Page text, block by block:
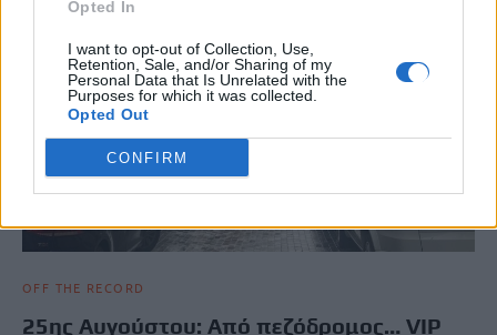
Opted In
I want to opt-out of Collection, Use,
Retention, Sale, and/or Sharing of my
Personal Data that Is Unrelated with the
Purposes for which it was collected.
Opted Out
CONFIRM
OFF THE RECORD
25ης Αυγούστου: Από πεζόδρομος… VIP